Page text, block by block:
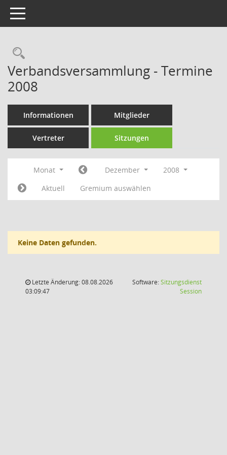
Toggle navigation
Rechercheauswahl
Verbandsversammlung - Termine
2008
Informationen Mitglieder
Vertreter Sitzungen
Monat Dezember
2008
Aktuell
Gremium auswählen
Keine Daten gefunden.
Letzte Änderung: 08.08.2026
03:09:47
Software:Sitzungsdienst
Session(Wird in